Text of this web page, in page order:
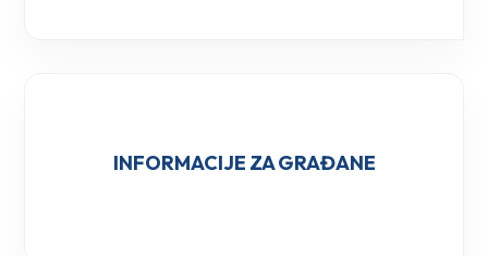
INFORMACIJE ZA GRAĐANE